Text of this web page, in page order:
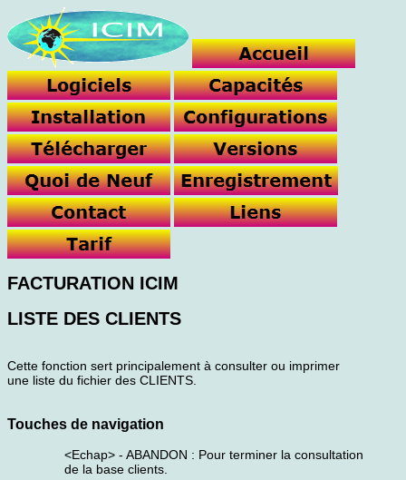
FACTURATION ICIM
LISTE DES CLIENTS
Cette fonction sert principalement à consulter ou imprimer
une liste du fichier des CLIENTS.
Touches de navigation
<Echap> - ABANDON : Pour terminer la consultation
de la base clients.